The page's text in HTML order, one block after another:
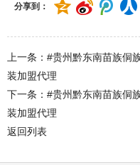
分享到：
上一条：#贵州黔东南苗族侗
装加盟代理
下一条：#贵州黔东南苗族侗
装加盟代理
返回列表